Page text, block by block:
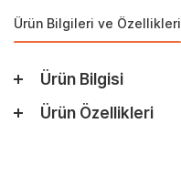
Ürün Bilgileri ve Özellikleri
Ürün Bilgisi
Ürün Özellikleri